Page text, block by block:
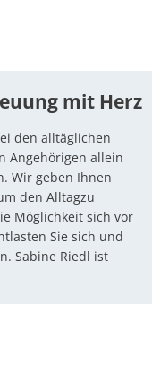
mit Herz
den alltäglichen
Angehörigen allein
Wir geben Ihnen
den Alltagzu
Möglichkeit sich vor
Sie sich und
Sabine Riedl ist